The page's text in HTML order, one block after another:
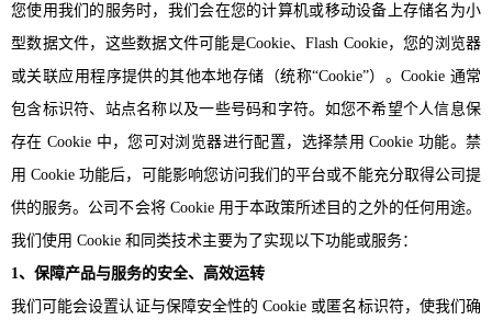
您使用我们的服务时，我们会在您的计算机或移动设备上存储名为小
型数据文件，这些数据文件可能是Cookie、Flash Cookie，您的浏览器
或关联应用程序提供的其他本地存储（统称“Cookie”）。Cookie 通常
包含标识符、站点名称以及一些号码和字符。如您不希望个人信息保
存在 Cookie 中，您可对浏览器进行配置，选择禁用 Cookie 功能。禁
用 Cookie 功能后，可能影响您访问我们的平台或不能充分取得公司提
供的服务。公司不会将 Cookie 用于本政策所述目的之外的任何用途。
我们使用 Cookie 和同类技术主要为了实现以下功能或服务：
1、保障产品与服务的安全、高效运转
我们可能会设置认证与保障安全性的 Cookie 或匿名标识符，使我们确